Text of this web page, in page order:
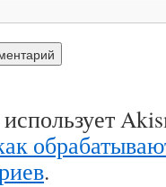
использует
.